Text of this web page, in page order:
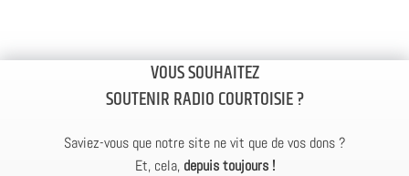
VOUS SOUHAITEZ
SOUTENIR RADIO COURTOISIE ?
Saviez-vous que notre site ne vit que de vos dons ?
Et, cela, depuis toujours !